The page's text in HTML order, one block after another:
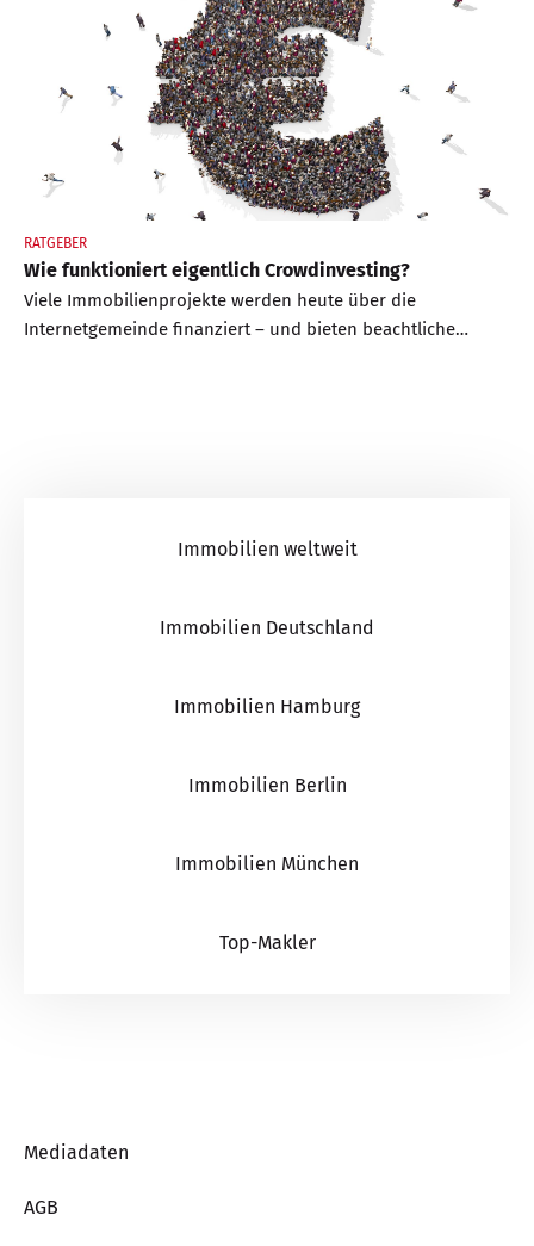
RATGEBER
Wie funktioniert eigentlich Crowdinvesting?
Viele Immobilienprojekte werden heute über die
Internetgemeinde finanziert – und bieten beachtliche
Immobilien weltweit
Immobilien Deutschland
Immobilien Hamburg
Immobilien Berlin
Immobilien München
Top-Makler
Mediadaten
AGB